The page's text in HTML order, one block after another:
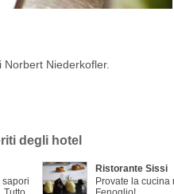
Niederkofler.
degli hotel
sapori
Ristorante Sissi
Provate la cucina